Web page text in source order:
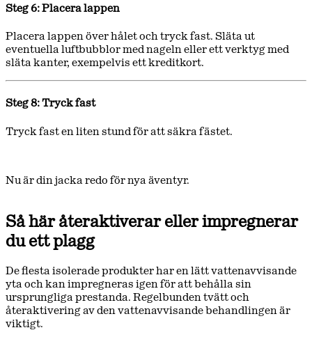
Steg 6: Placera lappen
Placera lappen över hålet och tryck fast. Släta ut
eventuella luftbubblor med nageln eller ett verktyg med
släta kanter, exempelvis ett kreditkort.
Steg 8: Tryck fast
Tryck fast en liten stund för att säkra fästet.
Nu är din jacka redo för nya äventyr.
Så här återaktiverar eller impregnerar
du ett plagg
De flesta isolerade produkter har en lätt vattenavvisande
yta och kan impregneras igen för att behålla sin
ursprungliga prestanda. Regelbunden tvätt och
återaktivering av den vattenavvisande behandlingen är
viktigt.